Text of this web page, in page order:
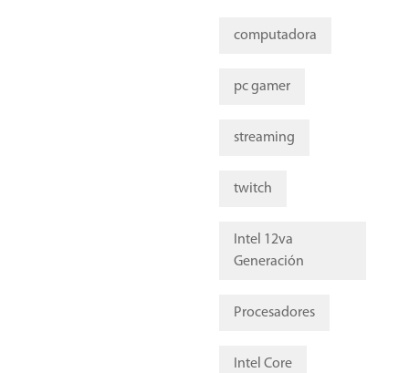
computadora
pc gamer
streaming
twitch
Intel 12va
Generación
Procesadores
Intel Core